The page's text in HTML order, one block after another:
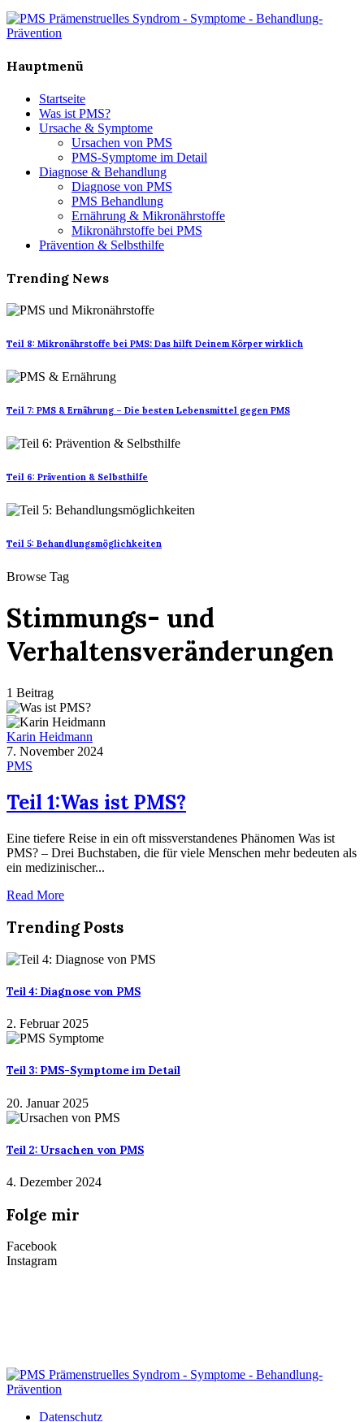
Hauptmenü
Startseite
Was ist PMS?
Ursache & Symptome
Ursachen von PMS
PMS-Symptome im Detail
Diagnose & Behandlung
Diagnose von PMS
PMS Behandlung
Ernährung & Mikronährstoffe
Mikronährstoffe bei PMS
Prävention & Selbsthilfe
Trending News
Teil 8: Mikronährstoffe bei PMS: Das hilft Deinem Körper wirklich
Teil 7: PMS & Ernährung – Die besten Lebensmittel gegen PMS
Teil 6: Prävention & Selbsthilfe
Teil 5: Behandlungsmöglichkeiten
Browse Tag
Stimmungs- und
Verhaltensveränderungen
1 Beitrag
Karin Heidmann
7. November 2024
PMS
Teil 1:Was ist PMS?
Eine tiefere Reise in ein oft missverstandenes Phänomen Was ist
PMS? – Drei Buchstaben, die für viele Menschen mehr bedeuten als
ein medizinischer...
Read More
Trending Posts
Teil 4: Diagnose von PMS
2. Februar 2025
Teil 3: PMS-Symptome im Detail
20. Januar 2025
Teil 2: Ursachen von PMS
4. Dezember 2024
Folge mir
Facebook
Instagram
Datenschutz